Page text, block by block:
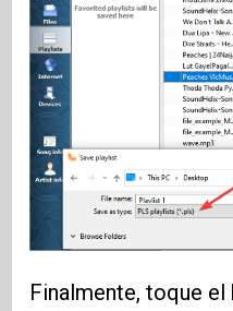
Finalmente, toque el